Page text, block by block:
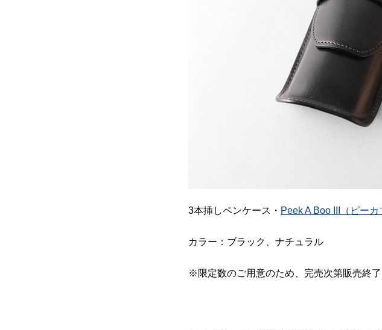
3本挿しペンケース・ Peek A Boo III（ピーカ
カラー：ブラック、ナチュラル
※限定数のご用意のため、完売次第販売終了